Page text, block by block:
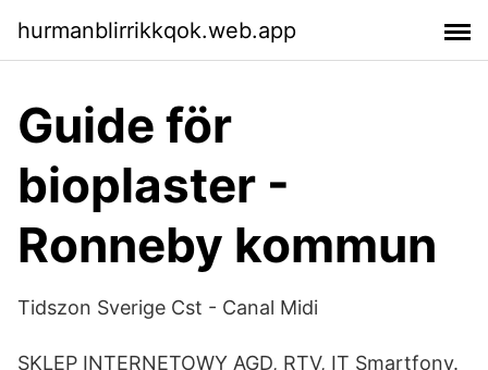
hurmanblirrikkqok.web.app
Guide för
bioplaster -
Ronneby kommun
Tidszon Sverige Cst - Canal Midi
SKLEP INTERNETOWY AGD, RTV, IT Smartfony.